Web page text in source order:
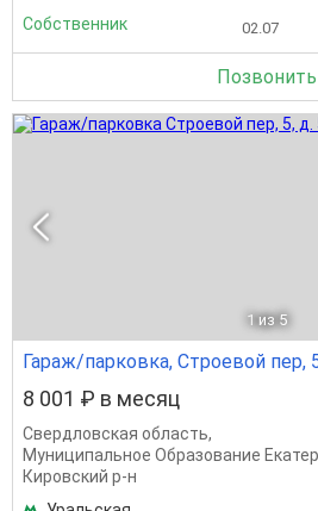
Собственник 02.07
Позвонить
1 из 5
Гараж/парковка, Строевой пер,
8 001 ₽ в месяц
Свердловская область,
Муниципальное Образование
Кировский р-н